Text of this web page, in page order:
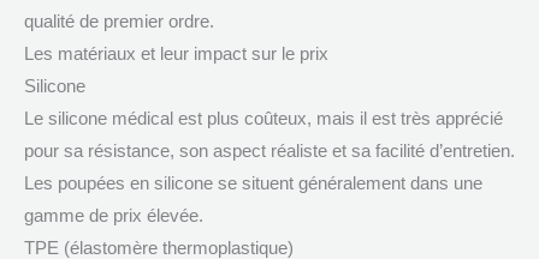
qualité de premier ordre.
Les matériaux et leur impact sur le prix
Silicone
Le silicone médical est plus coûteux, mais il est très apprécié
pour sa résistance, son aspect réaliste et sa facilité d’entretien.
Les poupées en silicone se situent généralement dans une
gamme de prix élevée.
TPE (élastomère thermoplastique)